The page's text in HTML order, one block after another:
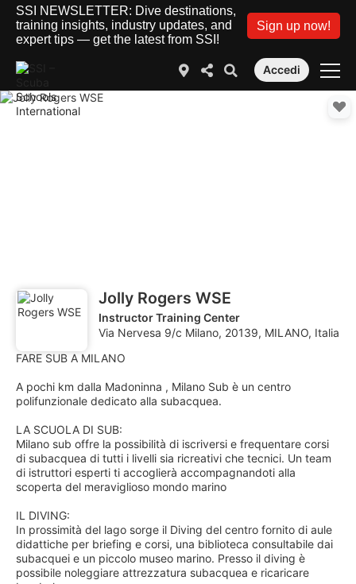
SSI NEWSLETTER: Dive destinations,
training insights, industry updates, and
expert tips — get the latest from SSI!
Sign up now!
Accedi
Jolly Rogers WSE
Instructor Training Center
Via Nervesa 9/c Milano, 20139, MILANO, Italia
FARE SUB A MILANO
A pochi km dalla Madoninna , Milano Sub è un centro
polifunzionale dedicato alla subacquea.
LA SCUOLA DI SUB:
Milano sub offre la possibilità di iscriversi e frequentare corsi
di subacquea di tutti i livelli sia ricreativi che tecnici. Un team
di istruttori esperti ti accoglierà accompagnandoti alla
scoperta del meraviglioso mondo marino
IL DIVING:
In prossimità del lago sorge il Diving del centro fornito di aule
didattiche per briefing e corsi, una biblioteca consultabile dai
subacquei e un piccolo museo marino. Presso il diving è
possibile noleggiare attrezzatura subacquea e ricaricare